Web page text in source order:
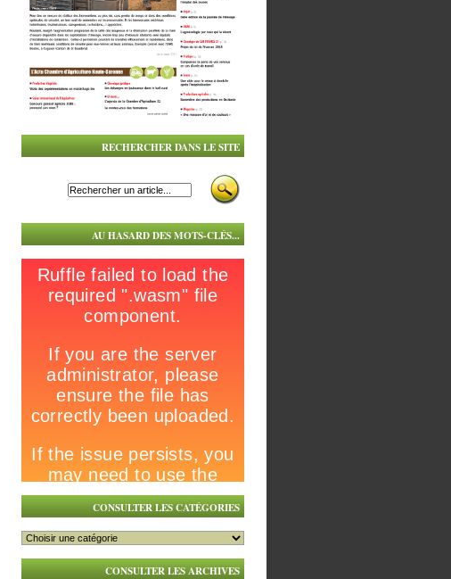
RECHERCHER DANS LE SITE
AU HASARD DES MOTS-CLÉS...
CONSULTER LES CATÉGORIES
CONSULTER LES ARCHIVES